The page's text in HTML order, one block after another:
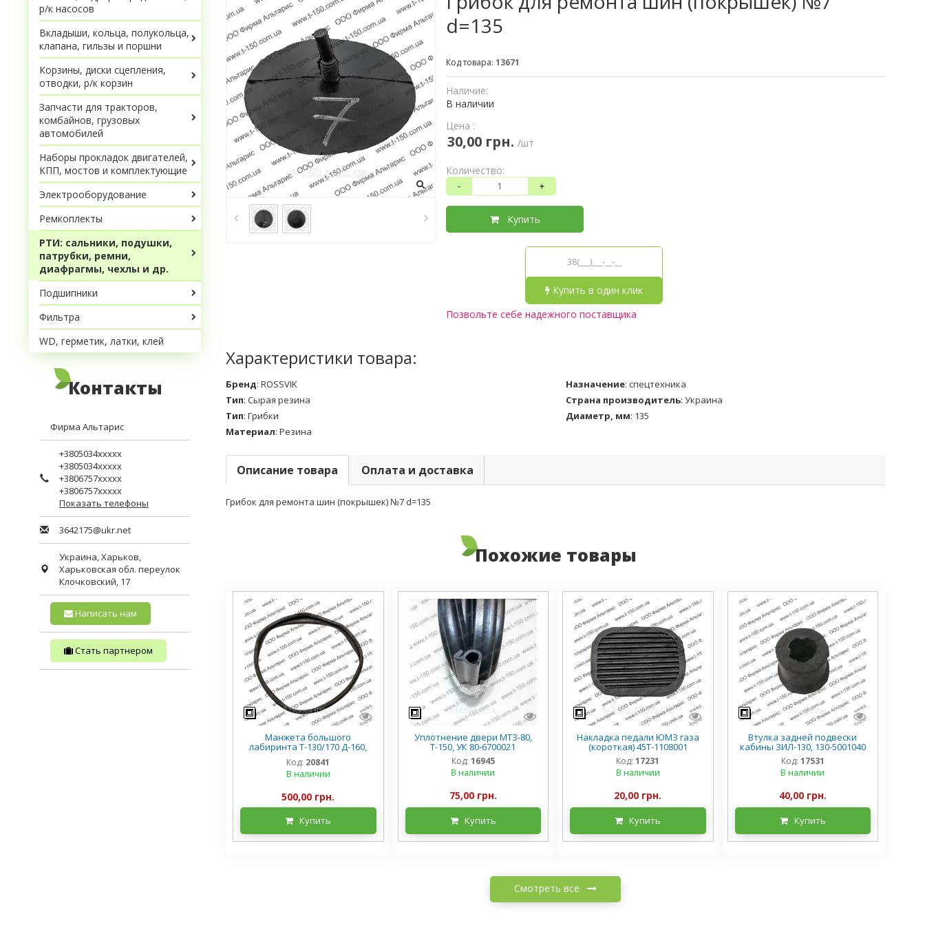
d=135
Код товара: 13671
Наличие:
В наличии
Цена :
30,00 грн. /шт
Количество:
- +
Купить
Купить в один клик
Позвольте себе надежного поставщика
Характеристики товара:
Бренд: ROSSVIK Назначение: спецтехника
Тип: Сырая резина Страна производитель: Украина
Тип: Грибки Диаметр, мм: 135
Материал: Резина
Описание товара Оплата и доставка
Грибок для ремонта шин (покрышек) №7 d=135
Похожие товары
Манжета большого
лабиринта Т-130/170 Д-160,
700-40-3372
Код: 20841
В наличии
500,00 грн.
Купить
Уплотнение двери МТЗ-80,
Т-150, УК 80-6700021
Код: 16945
В наличии
75,00 грн.
Купить
Накладка педали ЮМЗ газа
(короткая) 45Т-1108001
Код: 17231
В наличии
20,00 грн.
Купить
Втулка задней подвески
кабины ЗИЛ-130, 130-5001040
Код: 17531
В наличии
40,00 грн.
Купить
Смотреть все
р/к насосов
Вкладыши, кольца, полукольца,
клапана, гильзы и поршни
Корзины, диски сцепления,
отводки, р/к корзин
Запчасти для тракторов,
комбайнов, грузовых
автомобилей
Наборы прокладок двигателей,
КПП, мостов и комплектующие
Электрооборудование
Ремкоплекты
РТИ: сальники, подушки,
патрубки, ремни,
диафрагмы, чехлы и др.
Подшипники
Фильтра
WD, герметик, латки, клей
Контакты
Фирма Альтарис
+3805034xxxxx
+3805034xxxxx
+3806757xxxxx
+3806757xxxxx
Показать телефоны
3642175@ukr.net
Украина,Харьков,
Харьковская обл. переулок
Клочковский, 17
Написать нам
Стать партнером